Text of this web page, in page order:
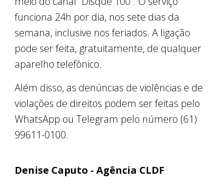
funciona 24h por dia, nos sete dias da
semana, inclusive nos feriados. A ligação
pode ser feita, gratuitamente, de qualquer
aparelho telefônico.
Além disso, as denúncias de violências e de
violações de direitos podem ser feitas pelo
WhatsApp ou Telegram pelo número (61)
99611-0100.
Denise Caputo - Agência CLDF